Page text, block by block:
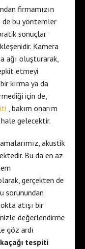
firmamızın
de bu yöntemler
sonuçlar
Kamera
ağı oluşturarak,
etmeyi
kırma ya da
için de,
, bakım onarım
gelecektir.
akustik
Bu da en az
gerçekten de
sorunundan
atışı bir
değerlendirme
göz ardı
kaçağı tespiti